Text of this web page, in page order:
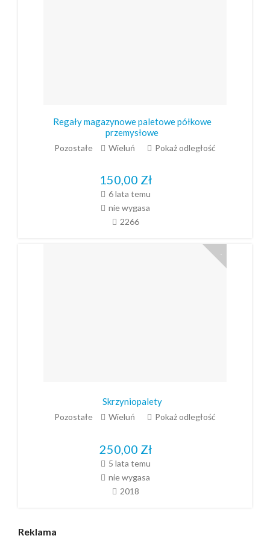
Regały magazynowe paletowe półkowe
przemysłowe
Pozostałe Wieluń Pokaż odległość
150,00 Zł
6 lata temu
nie wygasa
2266
Skrzyniopalety
Pozostałe Wieluń Pokaż odległość
250,00 Zł
5 lata temu
nie wygasa
2018
Reklama